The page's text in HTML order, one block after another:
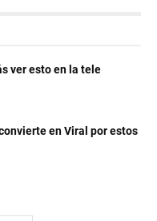
ver esto en la tele
en Viral por estos